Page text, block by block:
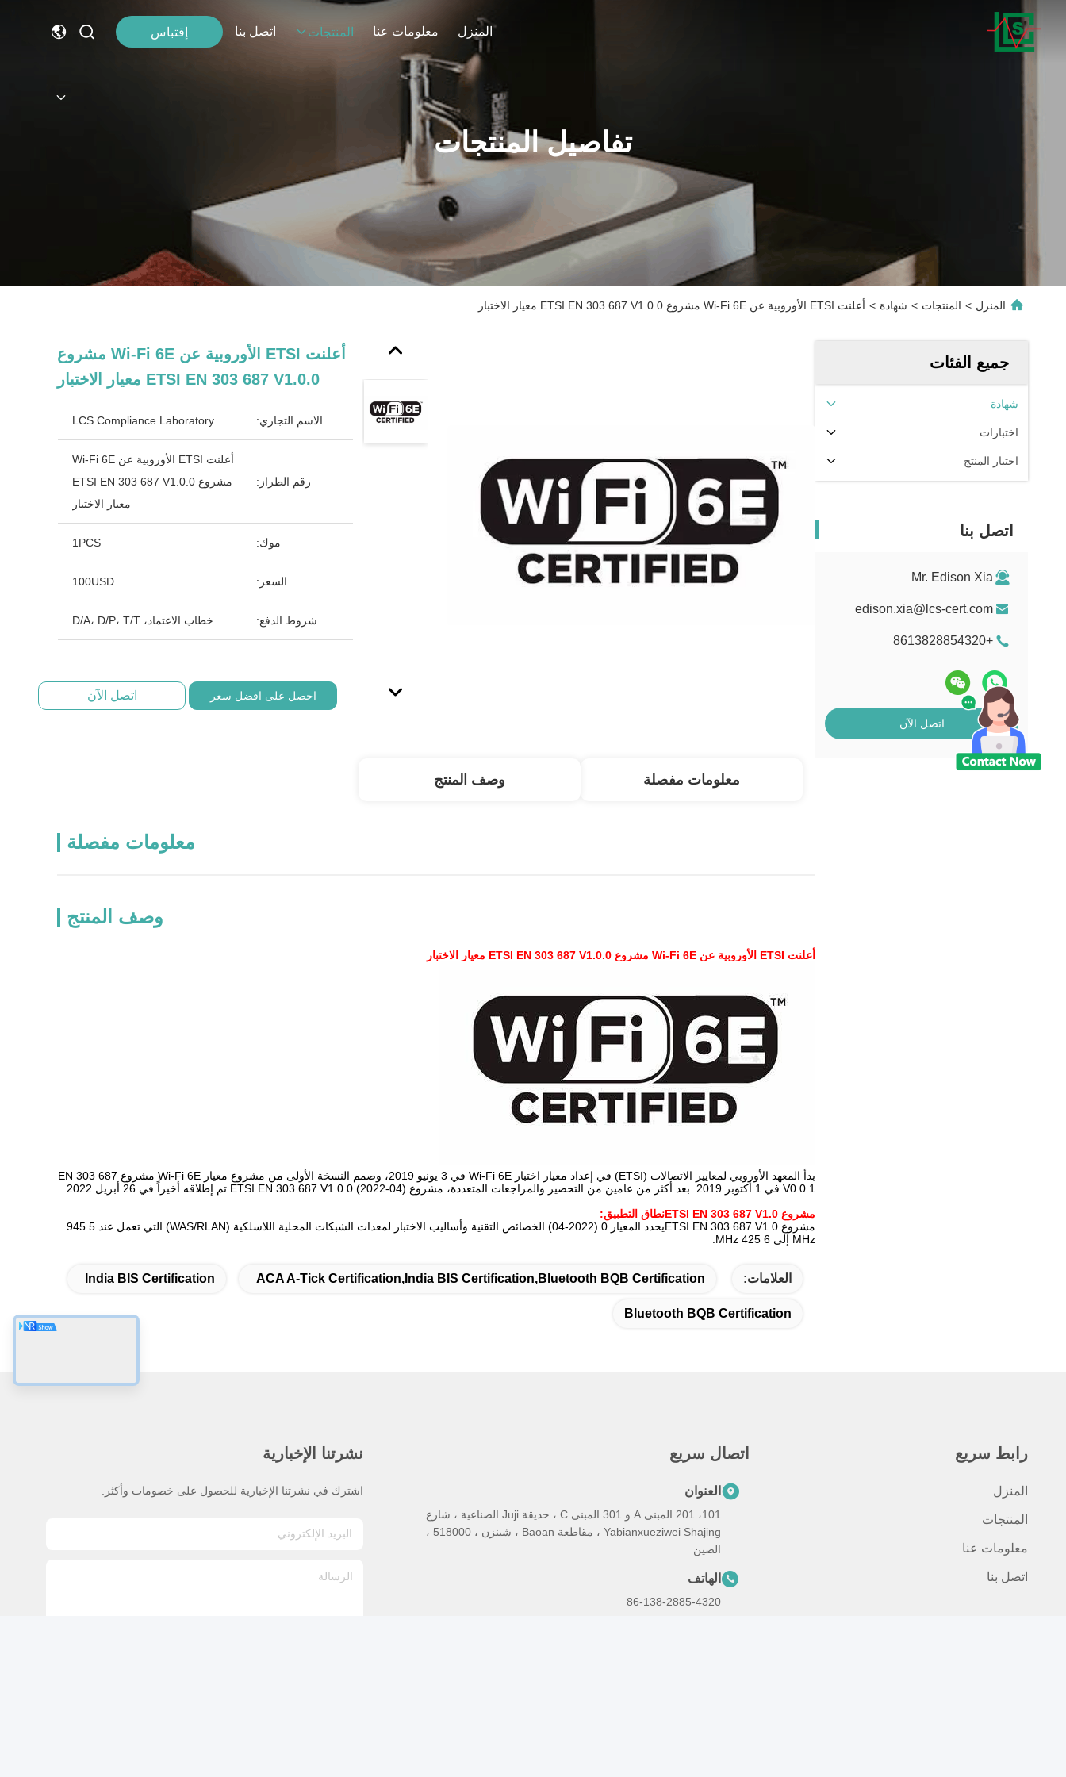
المنزل معلومات عنا المنتجات اتصل بنا إقتباس
تفاصيل المنتجات
المنزل > المنتجات > شهادة > أعلنت ETSI الأوروبية عن Wi-Fi 6E مشروع ETSI EN 303 687 V1.0.0 معيار الاختبار
جميع الفئات
شهادة
اختبارات
اختبار المنتج
اتصل بنا
Mr. Edison Xia
edison.xia@lcs-cert.com
+8613828854320
اتصل الآن
أعلنت ETSI الأوروبية عن Wi-Fi 6E مشروع
ETSI EN 303 687 V1.0.0 معيار الاختبار
الاسم التجاري: LCS Compliance Laboratory
رقم الطراز:
أعلنت ETSI الأوروبية عن Wi-Fi 6E
مشروع ETSI EN 303 687 V1.0.0
معيار الاختبار
موك: 1PCS
السعر: 100USD
شروط الدفع: خطاب الاعتماد، D/A، D/P، T/T
احصل على افضل سعر اتصل الآن
معلومات مفصلة وصف المنتج
معلومات مفصلة
وصف المنتج
أعلنت ETSI الأوروبية عن Wi-Fi 6E مشروع ETSI EN 303 687 V1.0.0 معيار الاختبار
بدأ المعهد الأوروبي لمعايير الاتصالات (ETSI) في إعداد معيار اختبار Wi-Fi 6E في 3 يونيو 2019، وصمم النسخة الأولى من مشروع معيار Wi-Fi 6E مشروع EN 303 687
V0.0.1 في 1 أكتوبر 2019. بعد أكثر من عامين من التحضير والمراجعات المتعددة، مشروع ETSI EN 303 687 V1.0.0 (2022-04) تم إطلاقه أخيراً في 26 أبريل 2022.
مشروع ETSI EN 303 687 V1.0نطاق التطبيق:
مشروع ETSI EN 303 687 V1.0يحدد المعيار.0 (2022-04) الخصائص التقنية وأساليب الاختبار لمعدات الشبكات المحلية اللاسلكية (WAS/RLAN) التي تعمل عند 5 945
MHz إلى 6 425 MHz.
العلامات: ACA A-Tick Certification,India BIS Certification,Bluetooth BQB Certification
India BIS Certification
Bluetooth BQB Certification
رابط سريع
المنزل
المنتجات
معلومات عنا
اتصل بنا
اتصال سريع
العنوان
101، 201 المبنى A و 301 المبنى C ، حديقة Juji الصناعية ، شارع
Yabianxueziwei Shajing ، مقاطعة Baoan ، شينزن ، 518000 ،
الصين
الهاتف
86-138-2885-4320
نشرتنا الإخبارية
اشترك في نشرتنا الإخبارية للحصول على خصومات وأكثر.